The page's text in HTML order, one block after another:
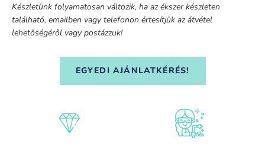
Készletünk folyamatosan változik, ha az ékszer készleten
található, emailben vagy telefonon értesítjük az átvétel
lehetőségéről vagy postázzuk!
EGYEDI AJÁNLATKÉRÉS!